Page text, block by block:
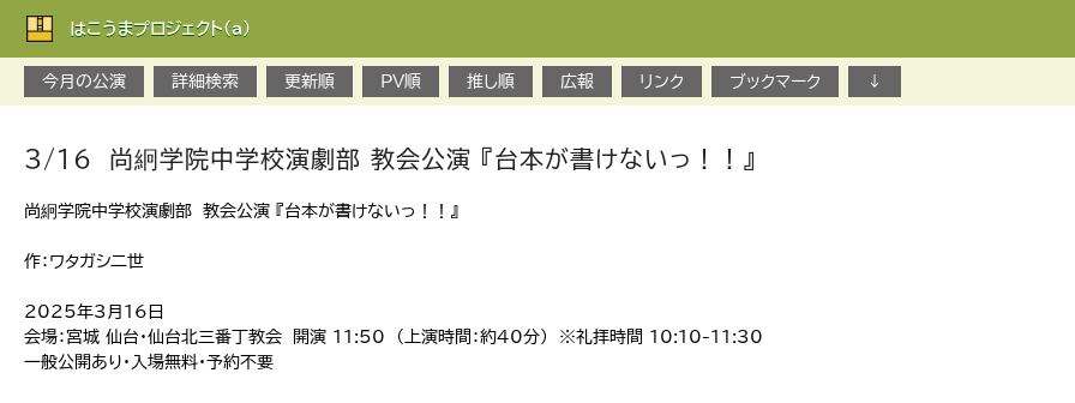
はこうまプロジェクト(a)
今月の公演 詳細検索 更新順 PV順 推し順 広報 リンク ブックマーク ↓
3/16 尚絅学院中学校演劇部 教会公演 『台本が書けないっ！！』
尚絅学院中学校演劇部 教会公演 『台本が書けないっ！！』
作：ワタガシ二世
2025年3月16日
会場：宮城 仙台・仙台北三番丁教会 開演 11:50 （上演時間：約40分） ※礼拝時間 10:10-11:30
一般公開あり・入場無料・予約不要